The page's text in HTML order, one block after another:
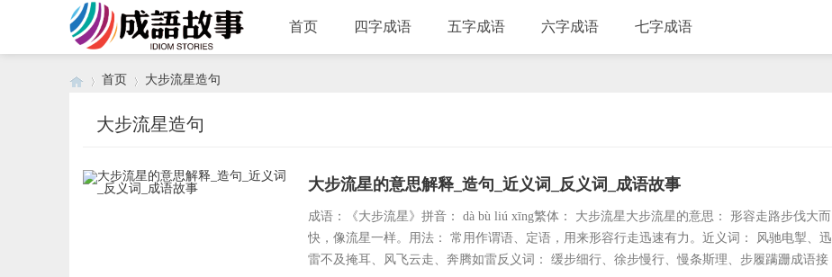
首页 四字成语 五字成语 六字成语 七字成语
首页 大步流星造句
大步流星造句
大步流星的意思解释_造句_近义词_反义词_成语故事
成语：《大步流星》拼音： dà bù liú xīng繁体： 大步流星大步流星的意思： 形容走路步伐大而
快，像流星一样。用法： 常用作谓语、定语，用来形容行走迅速有力。近义词： 风驰电掣、迅
雷不及掩耳、风飞云走、奔腾如雷反义词： 缓步细行、徐步慢行、慢条斯理、步履蹒跚成语接